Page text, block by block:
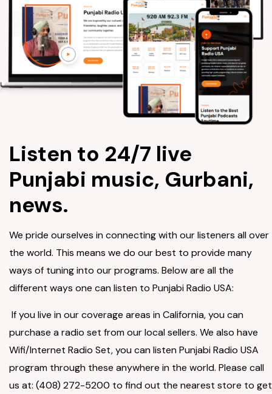
Listen to 24/7 live
Punjabi music, Gurbani,
news.
We pride ourselves in connecting with our listeners all over
the world. This means we do our best to provide many
ways of tuning into our programs. Below are all the
different ways one can listen to Punjabi Radio USA:
If you live in our coverage areas in California, you can
purchase a radio set from our local sellers. We also have
Wifi/Internet Radio Set, you can listen Punjabi Radio USA
program through these anywhere in the world. Please call
us at: (408) 272-5200 to find out the nearest store to get